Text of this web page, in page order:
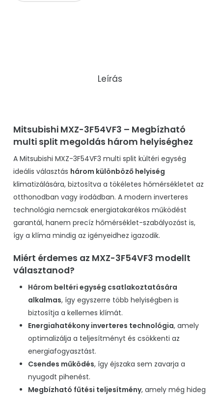
Leírás
Mitsubishi MXZ-3F54VF3 – Megbízható
multi split megoldás három helyiséghez
A Mitsubishi MXZ-3F54VF3 multi split kültéri egység
ideális választás három különböző helyiség
klimatizálására, biztosítva a tökéletes hőmérsékletet az
otthonodban vagy irodádban. A modern inverteres
technológia nemcsak energiatakarékos működést
garantál, hanem precíz hőmérséklet-szabályozást is,
így a klíma mindig az igényeidhez igazodik.
Miért érdemes az MXZ-3F54VF3 modellt
választanod?
Három beltéri egység csatlakoztatására
alkalmas, így egyszerre több helyiségben is
biztosítja a kellemes klímát.
Energiahatékony inverteres technológia, amely
optimalizálja a teljesítményt és csökkenti az
energiafogyasztást.
Csendes működés, így éjszaka sem zavarja a
nyugodt pihenést.
Megbízható fűtési teljesítmény, amely még hideg